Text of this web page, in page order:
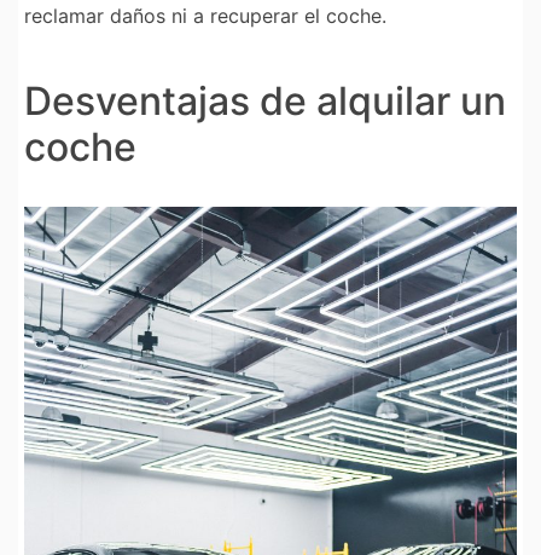
reclamar daños ni a recuperar el coche.
Desventajas de alquilar un
coche